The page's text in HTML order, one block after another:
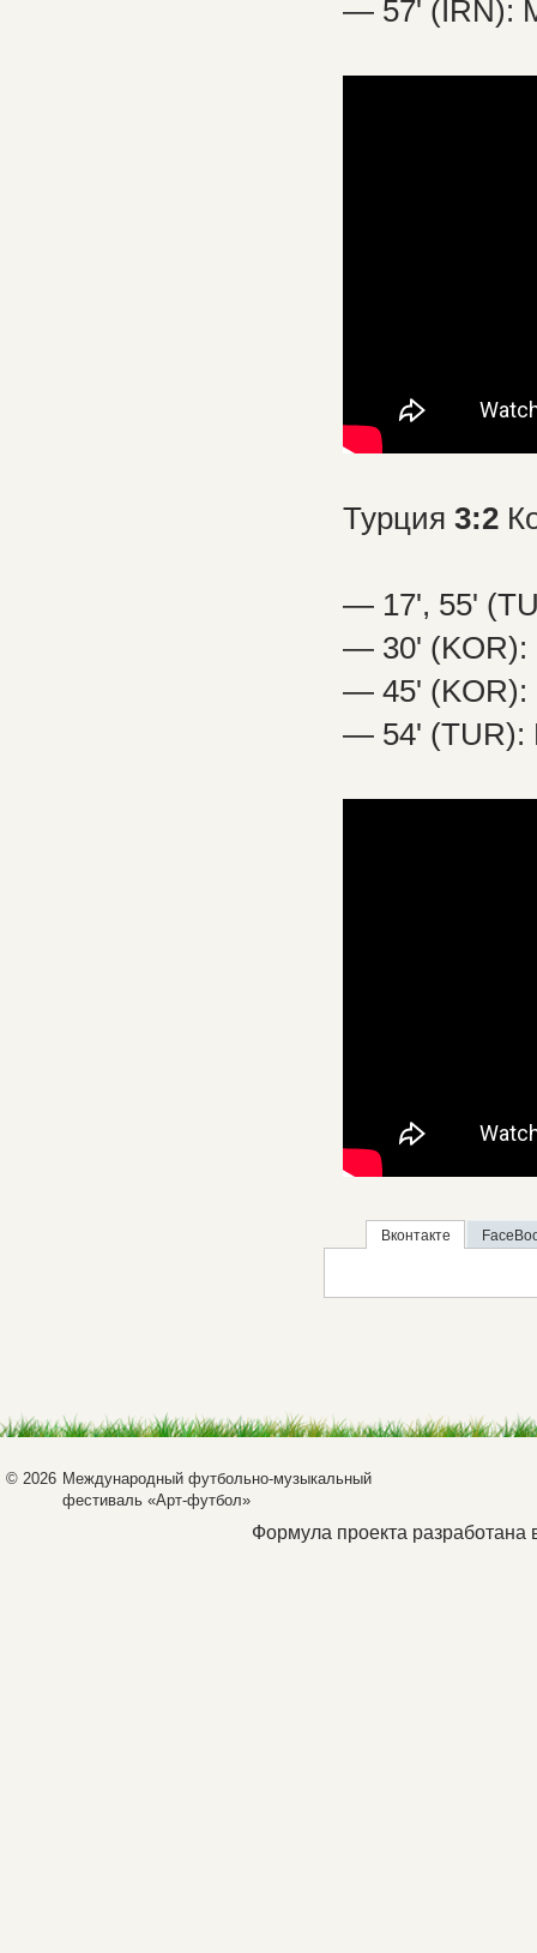
— 57' (IRN):
Турция 3:2
— 17', 55'
— 30' (KOR):
— 45' (KOR):
— 54' (TUR):
Вконтакте
© 2026 Международный футбольно-музыкальный
фестиваль «Арт-футбол»
Формула проекта разработана